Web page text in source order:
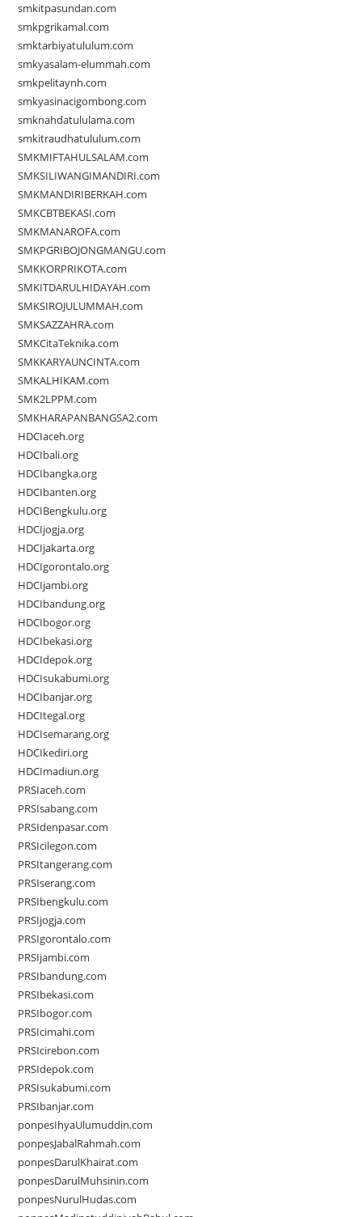
smkitpasundan.com
smkpgrikamal.com
smktarbiyatululum.com
smkyasalam-elummah.com
smkpelitaynh.com
smkyasinacigombong.com
smknahdatululama.com
smkitraudhatululum.com
SMKMIFTAHULSALAM.com
SMKSILIWANGIMANDIRI.com
SMKMANDIRIBERKAH.com
SMKCBTBEKASI.com
SMKMANAROFA.com
SMKPGRIBOJONGMANGU.com
SMKKORPRIKOTA.com
SMKITDARULHIDAYAH.com
SMKSIROJULUMMAH.com
SMKSAZZAHRA.com
SMKCitaTeknika.com
SMKKARYAUNCINTA.com
SMKALHIKAM.com
SMK2LPPM.com
SMKHARAPANBANGSA2.com
HDCIaceh.org
HDCIbali.org
HDCIbangka.org
HDCIbanten.org
HDCIBengkulu.org
HDCIjogja.org
HDCIjakarta.org
HDCIgorontalo.org
HDCIjambi.org
HDCIbandung.org
HDCIbogor.org
HDCIbekasi.org
HDCIdepok.org
HDCIsukabumi.org
HDCIbanjar.org
HDCItegal.org
HDCIsemarang.org
HDCIkediri.org
HDCImadiun.org
PRSIaceh.com
PRSIsabang.com
PRSIdenpasar.com
PRSIcilegon.com
PRSItangerang.com
PRSIserang.com
PRSIbengkulu.com
PRSIjogja.com
PRSIgorontalo.com
PRSIjambi.com
PRSIbandung.com
PRSIbekasi.com
PRSIbogor.com
PRSIcimahi.com
PRSIcirebon.com
PRSIdepok.com
PRSIsukabumi.com
PRSIbanjar.com
ponpesIhyaUlumuddin.com
ponpesJabalRahmah.com
ponpesDarulKhairat.com
ponpesDarulMuhsinin.com
ponpesNurulHudas.com